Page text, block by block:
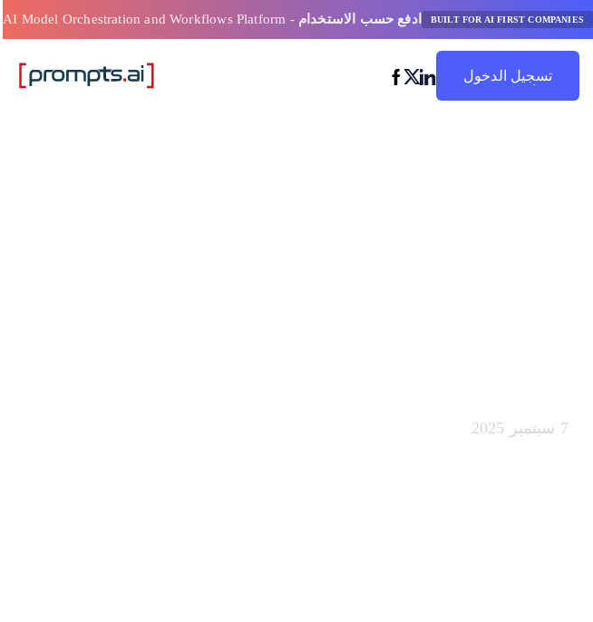
ادفع حسب الاستخدام - AI Model Orchestration and Workflows Platform BUILT FOR AI FIRST COMPANIES
تسجيل الدخول
7 سبتمبر 2025